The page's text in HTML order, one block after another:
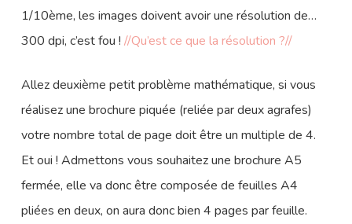
1/10ème, les images doivent avoir une résolution de…
300 dpi, c’est fou ! //Qu’est ce que la résolution ?//
Allez deuxième petit problème mathématique, si vous
réalisez une brochure piquée (reliée par deux agrafes)
votre nombre total de page doit être un multiple de 4.
Et oui ! Admettons vous souhaitez une brochure A5
fermée, elle va donc être composée de feuilles A4
pliées en deux, on aura donc bien 4 pages par feuille.